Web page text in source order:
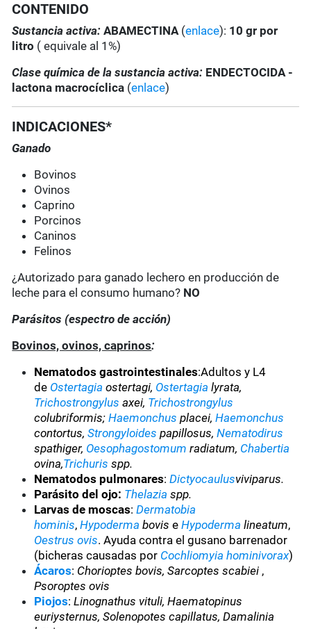
CONTENIDO
Sustancia activa:ABAMECTINA (enlace): 10 gr por
litro ( equivale al 1%)
Clase química de la sustancia activa: ENDECTOCIDA -
lactona macrocíclica (enlace)
INDICACIONES*
Ganado
Bovinos
Ovinos
Caprino
Porcinos
Caninos
Felinos
¿Autorizado para ganado lechero en producción de
leche para el consumo humano? NO
Parásitos (espectro de acción)
Bovinos, ovinos, caprinos:
Nematodos gastrointestinales:Adultos y L4
de Ostertagia ostertagi, Ostertagia lyrata,
Trichostrongylus axei, Trichostrongylus
colubriformis;Haemonchusplacei,Haemonchus
contortus,Strongyloides papillosus,Nematodirus
spathiger, Oesophagostomum radiatum, Chabertia
ovina,Trichuris spp.
Nematodos pulmonares:Dictyocaulusviviparus.
Parásito del ojo: Thelazia spp.
Larvas de moscas:Dermatobia
hominis,Hypoderma bovis eHypoderma lineatum,
Oestrus ovis. Ayuda contra el gusano barrenador
(bicheras causadas por Cochliomyia hominivorax)
Ácaros: Chorioptes bovis, Sarcoptes scabiei ,
Psoroptes ovis
Piojos:Linognathus vituli, Haematopinus
euriysternus, Solenopotes capillatus, Damalinia